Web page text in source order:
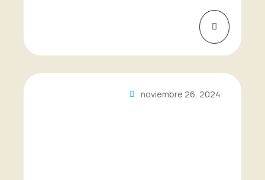
noviembre 26, 2024